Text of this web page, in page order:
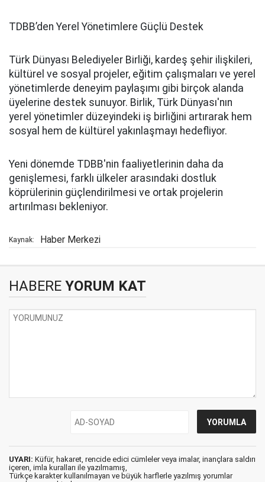
TDBB’den Yerel Yönetimlere Güçlü Destek
Türk Dünyası Belediyeler Birliği, kardeş şehir ilişkileri,
kültürel ve sosyal projeler, eğitim çalışmaları ve yerel
yönetimlerde deneyim paylaşımı gibi birçok alanda
üyelerine destek sunuyor. Birlik, Türk Dünyası'nın
yerel yönetimler düzeyindeki iş birliğini artırarak hem
sosyal hem de kültürel yakınlaşmayı hedefliyor.
Yeni dönemde TDBB'nin faaliyetlerinin daha da
genişlemesi, farklı ülkeler arasındaki dostluk
köprülerinin güçlendirilmesi ve ortak projelerin
artırılması bekleniyor.
Kaynak: Haber Merkezi
HABERE YORUM KAT
UYARI: Küfür, hakaret, rencide edici cümleler veya imalar, inançlara saldırı
içeren, imla kuralları ile yazılmamış,
Türkçe karakter kullanılmayan ve büyük harflerle yazılmış yorumlar